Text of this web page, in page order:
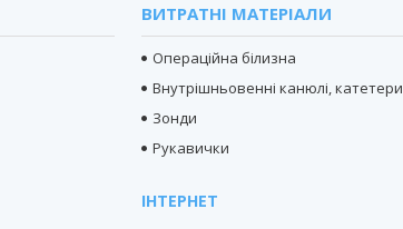
ВИТРАТНІ МАТЕРІАЛИ
Операційна білизна
Внутрішньовенні канюлі, катетери
Зонди
Рукавички